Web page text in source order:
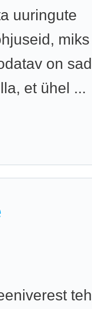
uuringute
on
et ühel ...